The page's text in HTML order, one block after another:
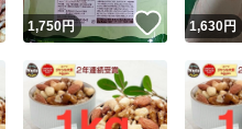
いいね！
1,750円 いいね！
1,630円